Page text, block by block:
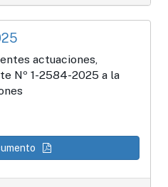
actuaciones,
Nº 1-2584-2025 a la